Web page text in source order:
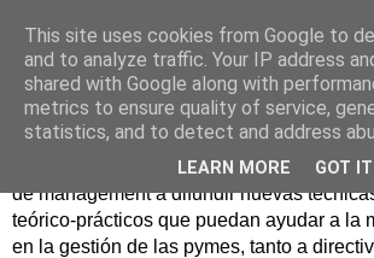
Nuevo Viernes -
Libro
Nace con la misión de ayudar mediante la
de management a difundir nuevas
teórico-prácticos que puedan ayudar a la
en la gestión de las pymes, tanto a
This site uses cookies from Google to
and to analyze traffic. Your IP address
shared with Google along with
metrics to ensure quality of service,
statistics, and to detect and address
LEARN MORE GOT IT